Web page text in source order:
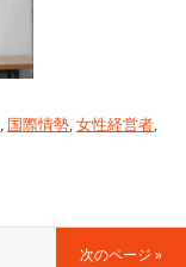
, 国際情勢,女性経営者,
次のページ »